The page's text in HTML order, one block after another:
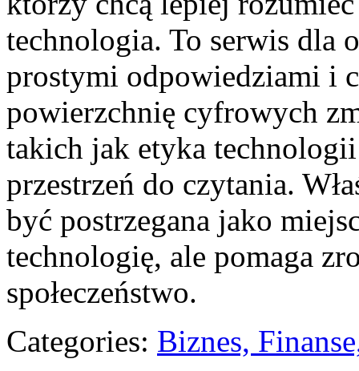
technologia. To serwis dla
prostymi odpowiedziami i
powierzchnię cyfrowych
takich jak etyka
przestrzeń do czytania.
być postrzegana jako
technologię, ale pomaga
społeczeństwo.
Categories: Biznes,